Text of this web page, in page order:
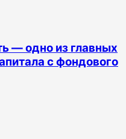
— одно из главных
с фондового